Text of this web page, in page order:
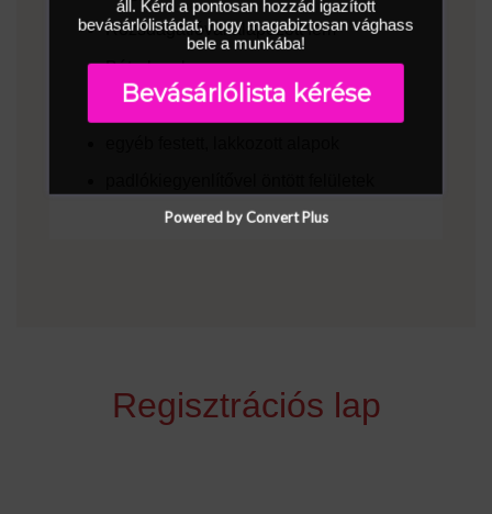
Rozsdagátlóval alapozott fém
Bútorlapok
Latexfestékkel festett felületek
Regisztrációs lap
áll. Kérd a pontosan hozzád igazított
bevásárlólistádat, hogy magabiztosan vághass
bele a munkába!
Bevásárlólista kérése
Powered by Convert Plus